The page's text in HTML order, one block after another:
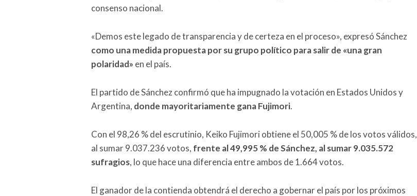
consenso nacional.
«Demos este legado de transparencia y de certeza en el proceso», expresó Sánchez
como una medida propuesta por su grupo político para salir de «una gran
polaridad» en el país.
El partido de Sánchez confirmó que ha impugnado la votación en Estados Unidos y
Argentina, donde mayoritariamente gana Fujimori.
Con el 98,26 % del escrutinio, Keiko Fujimori obtiene el 50,005 % de los votos válidos,
al sumar 9.037.236 votos, frente al 49,995 % de Sánchez, al sumar 9.035.572
sufragios, lo que hace una diferencia entre ambos de 1.664 votos.
El ganador de la contienda obtendrá el derecho a gobernar el país por los próximos